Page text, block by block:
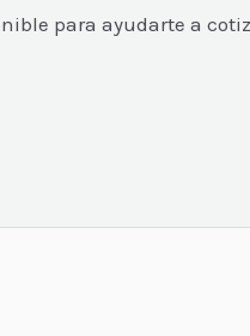
para ayudarte a